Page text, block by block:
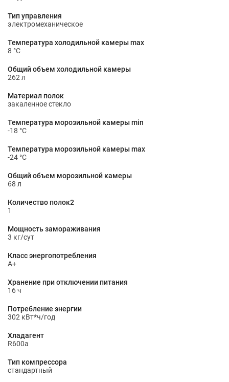
Тип управления
электромеханическое
Температура холодильной камеры max
8 °С
Общий объем холодильной камеры
262 л
Материал полок
закаленное стекло
Температура морозильной камеры min
-18 °С
Температура морозильной камеры max
-24 °С
Общий объем морозильной камеры
68 л
Количество полок2
1
Мощность замораживания
3 кг/сут
Класс энергопотребления
A+
Хранение при отключении питания
16 ч
Потребление энергии
302 кВт*ч/год
Хладагент
R600a
Тип компрессора
стандартный